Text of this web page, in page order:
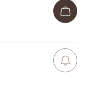
Сообщить